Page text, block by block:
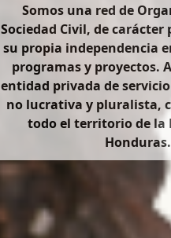
Somos una red de
Sociedad Civil, de
su propia independencia
programas y proyectos.
entidad privada de
no lucrativa y pluralista,
todo el territorio de la
Honduras.